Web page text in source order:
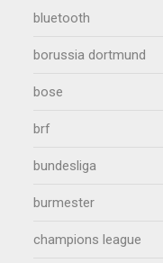
bluetooth
borussia dortmund
bose
brf
bundesliga
burmester
champions league